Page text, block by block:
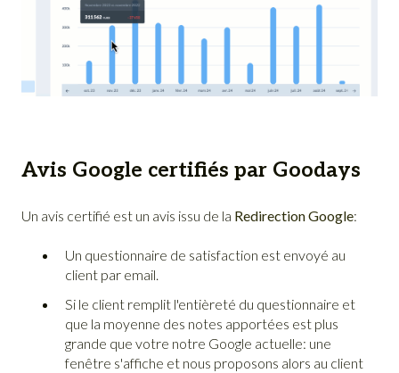
Avis Google certifiés par Goodays
Un avis certifié est un avis issu de la Redirection Google:
Un questionnaire de satisfaction est envoyé au
client par email.
Si le client remplit l'entièreté du questionnaire et
que la moyenne des notes apportées est plus
grande que votre notre Google actuelle: une
fenêtre s'affiche et nous proposons alors au client